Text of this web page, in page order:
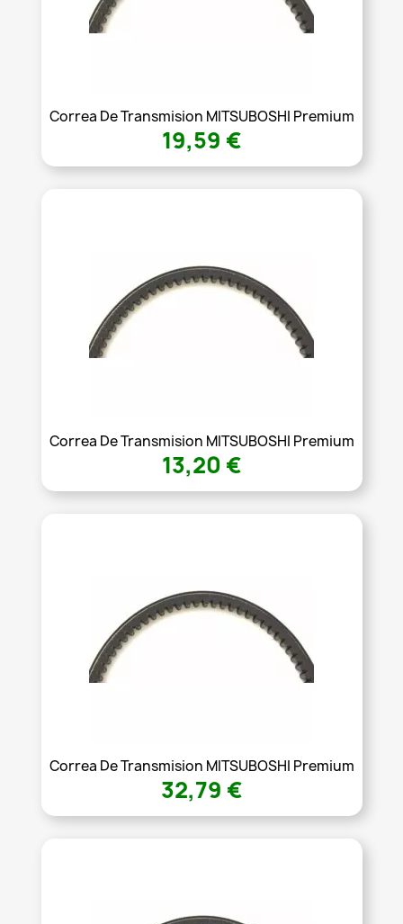
Correa De Transmision MITSUBOSHI Premium
19,59 €
Correa De Transmision MITSUBOSHI Premium
13,20 €
Correa De Transmision MITSUBOSHI Premium
32,79 €